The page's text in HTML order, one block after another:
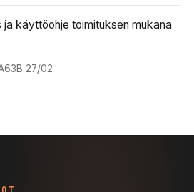
käyttöohje toimituksen mukana
27/02